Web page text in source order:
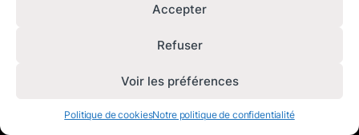
Accepter
Refuser
Voir les préférences
Politique de cookiesNotre politique de confidentialité